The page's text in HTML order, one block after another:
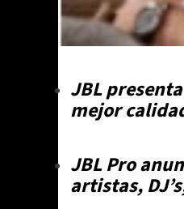
JBL
mejor
JBL Pro
artistas,